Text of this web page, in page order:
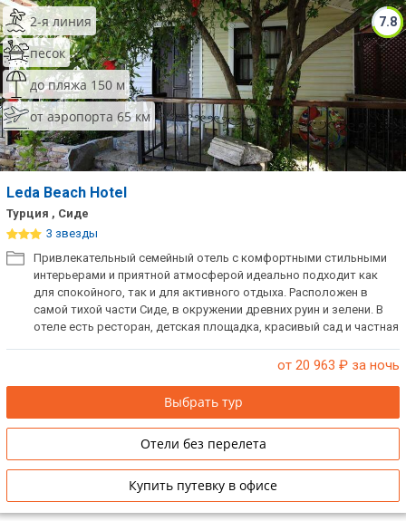
7.8
2-я линия
песок
до пляжа 150 м
от аэропорта 65 км
Leda Beach Hotel
Турция , Сиде
3 звезды
Привлекательный семейный отель с комфортными стильными
интерьерами и приятной атмосферой идеально подходит как
для спокойного, так и для активного отдыха. Расположен в
самой тихой части Сиде, в окружении древних руин и зелени. В
отеле есть ресторан, детская площадка, красивый сад и частная
от 20 963 ₽ за ночь
Выбрать тур
Отели без перелета
Купить путевку в офисе